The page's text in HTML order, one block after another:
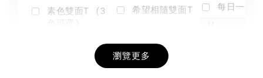
素色雙面T (3
+
希望相隨雙面T
NT$ 190
-
每日一笑
瀏覽更多